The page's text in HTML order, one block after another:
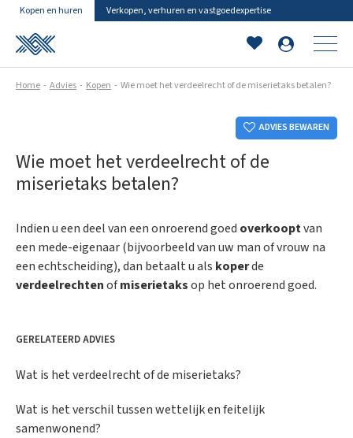
Kopen en huren Verkopen, verhuren en vastgoedexpertise
Home Advies Kopen Wie moet het verdeelrecht of de miserietaks betalen?
Wie moet het verdeelrecht of de
miserietaks betalen?
ADVIES BEWAREN
Indien u een deel van een onroerend goed overkooptvan
een mede-eigenaar (bijvoorbeeld van uw man of vrouw na
een echtscheiding), dan betaalt u als koperde
verdeelrechtenofmiserietaksop het onroerend goed.
GERELATEERD ADVIES
Wat is het verdeelrecht of de miserietaks?
Wat is het verschil tussen wettelijk en feitelijk
samenwonend?